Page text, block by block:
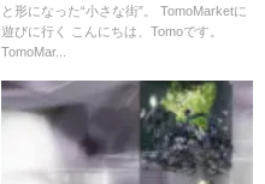
と形になった“小さな街”。 TomoMarketに
遊びに行く こんにちは、Tomoです。
TomoMar...